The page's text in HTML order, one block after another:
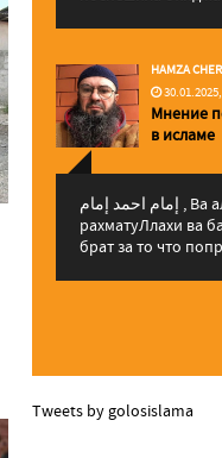
HAMZA
Мнение
в исламе
إمام احمد إمام , Ва алейкум ассалам ва
рахматуЛлахи ва
брат за то что
Tweets by golosislama